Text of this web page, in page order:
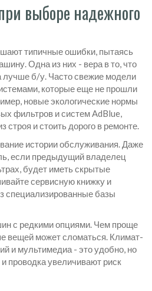
выборе надежного
типичные ошибки, пытаясь
Одна из них - вера в то, что
лучше б/у. Часто свежие модели
которые еще не прошли
новые экологические нормы
фильтров и систем AdBlue,
строя и стоить дорого в ремонте.
истории обслуживания. Даже
если предыдущий владелец
будет иметь скрытые
сервисную книжку и
специализированные базы
с редкими опциями. Чем проще
вещей может сломаться. Климат-
и мультимедиа - это удобно, но
проводка увеличивают риск